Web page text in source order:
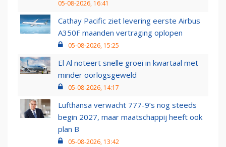
05-08-2026, 16:41
Cathay Pacific ziet levering eerste Airbus
A350F maanden vertraging oplopen
05-08-2026, 15:25
El Al noteert snelle groei in kwartaal met
minder oorlogsgeweld
05-08-2026, 14:17
Lufthansa verwacht 777-9’s nog steeds
begin 2027, maar maatschappij heeft ook
plan B
05-08-2026, 13:42